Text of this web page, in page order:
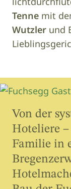
Tenne mit
Wutzler und
Von der
Hoteliere
Familie in